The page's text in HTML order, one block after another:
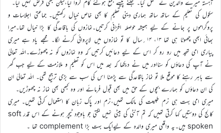
آہستہ میرے والدین نے مکمل کیا۔ جتنے پیسے جمع ہوگئے کام کروا لیا،لیکن کبھی قرض نہیں لیا۔
سکول کی تعلیم کے ساتھ ساتھ ہماری دینی تعلیم کا بھی خاص خیال رکھتیں۔ جماعتی اجلاسات و
پروگراموں پر جانے کے لیے ہمیشہ حوصلہ افزائی کرتیں۔نمازوں کی باقاعدگی کا بڑا خیال تھا۔میرا
بھائی ابھی چھوٹا ہی تھا ۱۳، ۱۴؍سال کا تو نمازوں میں لاپروائی کرنے لگا۔ مجھے یاد ہے میری
پیاری امی تہجد میں رو رو کر اس کے لیے دعائیں کرتیں کہ وہ نمازوں کو نہ چھوڑے۔اللہ تعالیٰ
نے آپ کی دعاؤں کو سنااور میں نے دیکھا کہ بعد میں اس کو تعلیم و ملازمت کے لیے جب گھر
سے باہر رہنے کا موقع ملا تو نماز باقاعدگی سے پڑھنا اس کی سب سے بڑی ترجیح تھی۔ اللہ تعالیٰ ان
کی ان دعاؤں کو ہمارے بچوں کے حق میں بھی قبول فرمائے اور وہ کبھی بھی نماز نہ چھوڑیں۔
میری امی بہت ہی نرم طبیعت کی مالک تھیں،نرم اور پاک زبان کا استعمال کرتی تھیں۔ میری
کالج کی دوستیں کہا کرتی تھیں کہ تم آنٹی کی بیٹی نہیں لگتی جو باوجود ٹیچر ہونے کے اس قدر soft
spoken ہیں۔یہ واقعی میری والدہ کے لیےایک بہت بڑا complement تھا ۔